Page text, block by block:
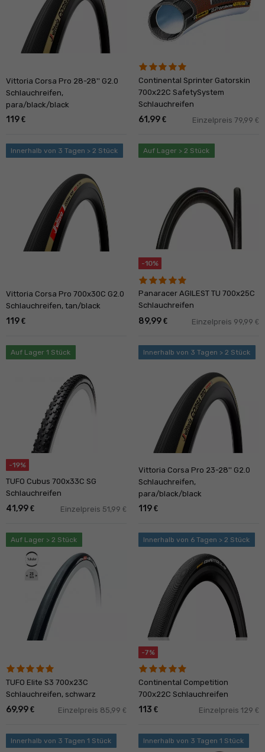
Vittoria Corsa Pro 28-28'' G2.0
Schlauchreifen,
para/black/black
119 €
Continental Sprinter Gatorskin
700x22C SafetySystem
Schlauchreifen
61,99 € Einzelpreis 79,99 €
Innerhalb von 3 Tagen > 2 Stück
Vittoria Corsa Pro 700x30C G2.0
Schlauchreifen, tan/black
119 €
Auf Lager > 2 Stück
-10%
Panaracer AGILEST TU 700x25C
Schlauchreifen
89,99 € Einzelpreis 99,99 €
Auf Lager 1 Stück
-19%
TUFO Cubus 700x33C SG
Schlauchreifen
41,99 € Einzelpreis 51,99 €
Innerhalb von 3 Tagen > 2 Stück
Vittoria Corsa Pro 23-28'' G2.0
Schlauchreifen,
para/black/black
119 €
Auf Lager > 2 Stück
TUFO Elite S3 700x23C
Schlauchreifen, schwarz
69,99 € Einzelpreis 85,99 €
Innerhalb von 6 Tagen > 2 Stück
-7%
Continental Competition
700x22C Schlauchreifen
113 € Einzelpreis 129 €
Innerhalb von 3 Tagen 1 Stück Innerhalb von 3 Tagen 1 Stück